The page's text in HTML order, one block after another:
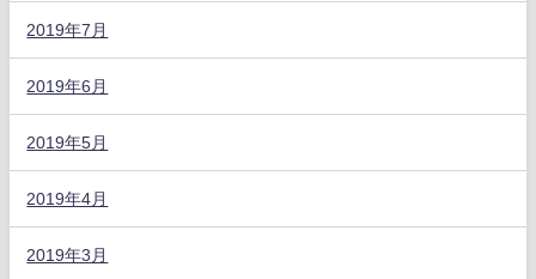
2019年7月
2019年6月
2019年5月
2019年4月
2019年3月